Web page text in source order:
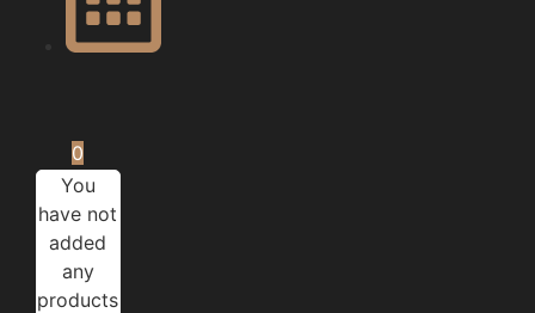
0
You
have not
added
any
products